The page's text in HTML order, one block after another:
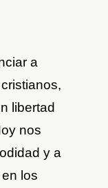
a
libertad
nos
y a
los